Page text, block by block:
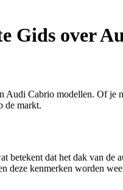
Gids over
Cabrio modellen. Of
de markt.
betekent dat het dak van
deze kenmerken worden